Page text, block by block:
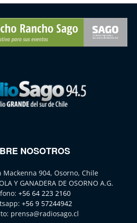
NOSOTROS
Mackenna 904, Osorno, Chile
Y GANADERA DE OSORNO A.G.
+56 64 223 2160
+56 9 57244942
prensa@radiosago.cl